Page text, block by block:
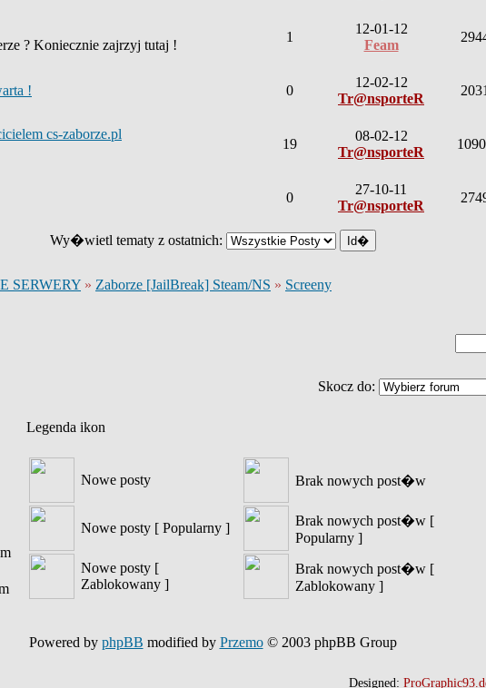
? Koniecznie zajrzyj tutaj !
1
12-01-12
Feam
! 0
12-02-12
Tr@nsporteR
cs-zaborze.pl
19
08-02-12
Tr@nsporteR
0
27-10-11
Tr@nsporteR
Wy�wietl tematy z ostatnich:
SERWERY » Zaborze [JailBreak] Steam/NS » Screeny
Skocz do:
Legenda ikon
Nowe posty Brak nowych post�w
Nowe posty [ Popularny ]
Brak nowych post�w [
Popularny ]
Nowe posty [
Zablokowany ]
Brak nowych post�w [
Zablokowany ]
Powered by phpBB modified by Przemo© 2003 phpBB Group
Designed: